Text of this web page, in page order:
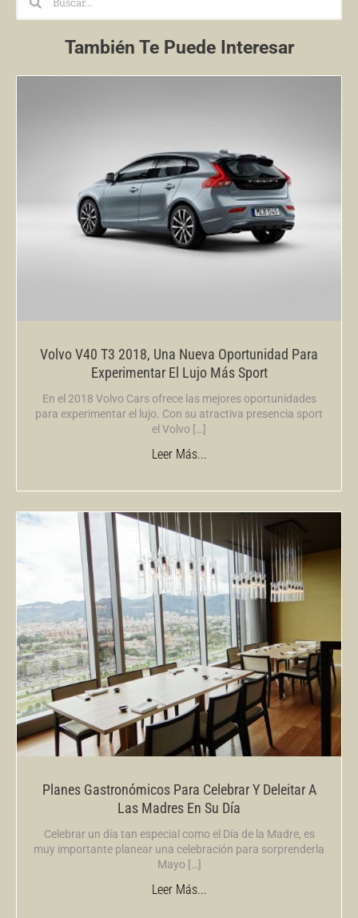
También Te Puede Interesar
Volvo V40 T3 2018, Una Nueva Oportunidad Para
Experimentar El Lujo Más Sport
En el 2018 Volvo Cars ofrece las mejores oportunidades
para experimentar el lujo. Con su atractiva presencia sport
el Volvo […]
Leer Más...
Planes Gastronómicos Para Celebrar Y Deleitar A
Las Madres En Su Día
Celebrar un día tan especial como el Día de la Madre, es
muy importante planear una celebración para sorprenderla
Mayo […]
Leer Más...